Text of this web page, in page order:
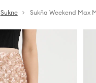
Sukne Sukňa Weekend Max